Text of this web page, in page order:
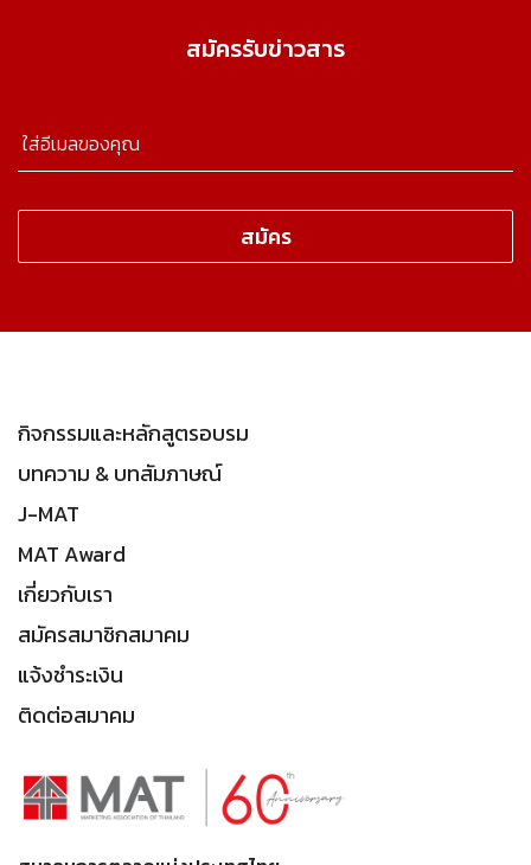
สมัครรับข่าวสาร
กิจกรรมและหลักสูตรอบรม
บทความ & บทสัมภาษณ์
J-MAT
MAT Award
เกี่ยวกับเรา
สมัครสมาชิกสมาคม
แจ้งชำระเงิน
ติดต่อสมาคม